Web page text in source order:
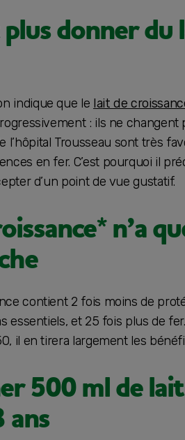
donner du
indique que le lait de
: ils ne changent
l’hôpital Trousseau sont très
en fer. C’est pourquoi il
d’un point de vue gustatif.
n’a
contient 2 fois moins de
essentiels, et 25 fois plus de
il en tirera largement les
500 ml de
ans